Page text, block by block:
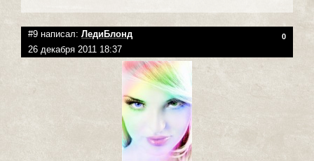
#9 написал: ЛедиБлонд 0
26 декабря 2011 18:37